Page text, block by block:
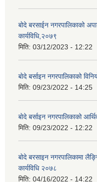
बोदे बरसाईन नगरपालिकाको
कार्यविधि,२०७९
मिति: 03/12/2023 - 12:22
बाेदे बर्साइन नगरपालिकाको
मिति: 09/23/2022 - 14:25
बाेदे बर्साइन नगरपालिकाको
मिति: 09/23/2022 - 12:22
बोदे बरसाइन नगरपालिकामा
कार्यविधि २०७८
मिति: 04/16/2022 - 14:22